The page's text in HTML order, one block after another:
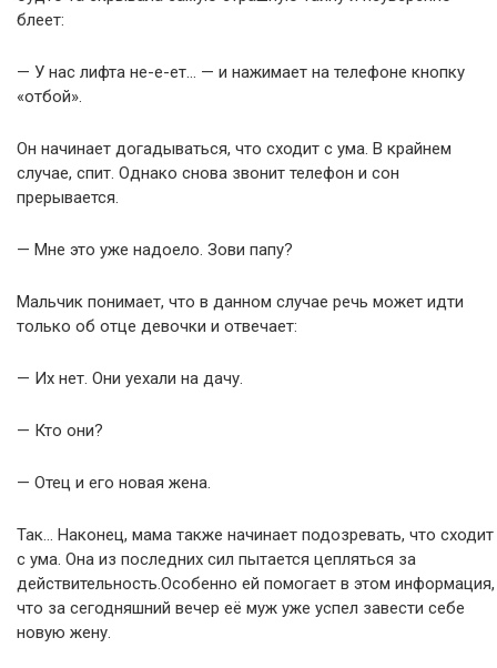
блеет:
— У нас лифта не-е-ет… — и нажимает на телефоне кнопку
«отбой».
Он начинает догадываться, что сходит с ума. В крайнем
случае, спит. Однако снова звонит телефон и сон
прерывается.
— Мне это уже надоело. Зови папу?
Мальчик понимает, что в данном случае речь может идти
только об отце девочки и отвечает:
— Их нет. Они уехали на дачу.
— Кто они?
— Отец и его новая жена.
Так… Наконец, мама также начинает подозревать, что сходит
с ума. Она из последних сил пытается цепляться за
действительность.Особенно ей помогает в этом информация,
что за сегодняшний вечер её муж уже успел завести себе
новую жену.